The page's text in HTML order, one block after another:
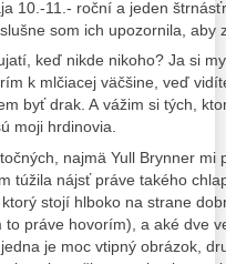
10.-11.- roční a jeden
som ich upozornila, aby
keď nikde nikoho? Ja si
k mlčiacej väčšine, veď
byť drak. A vážim si tých,
moji hrdinovia.
najmä Yull Brynner mi
túžila nájsť práve takého
stojí hlboko na strane
práve hovorím), a aké dve
je moc vtipný obrázok,